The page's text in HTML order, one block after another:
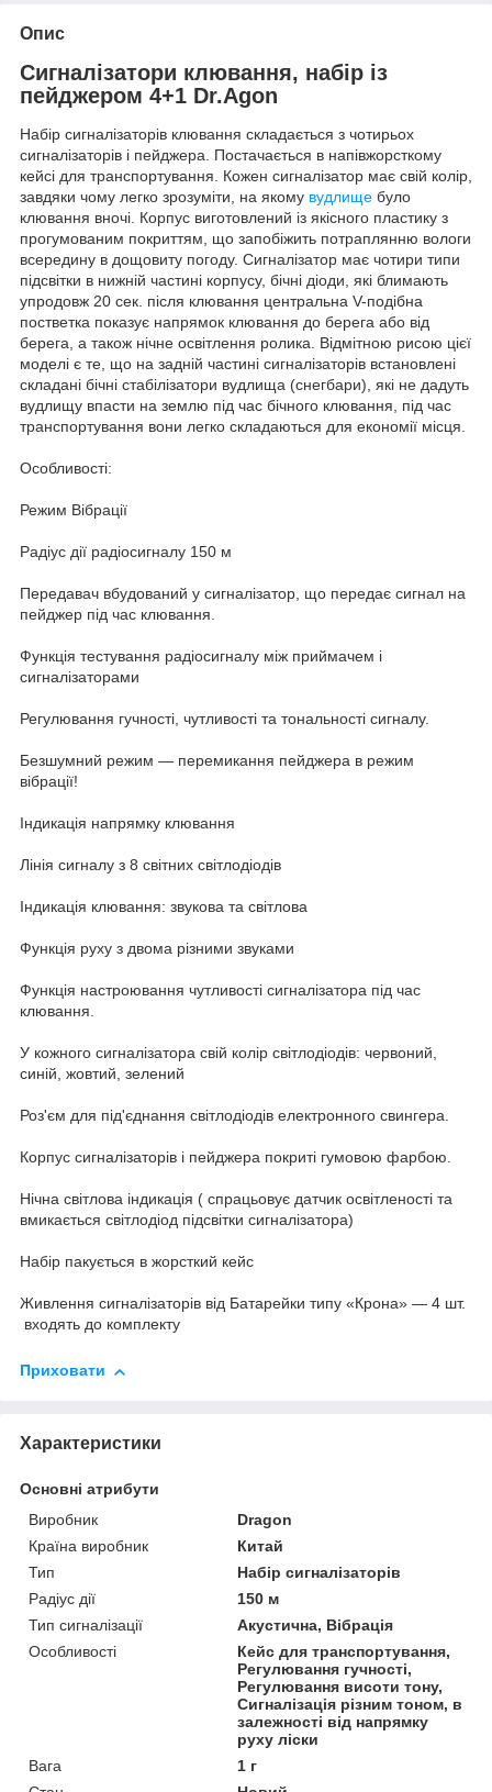
Опис
Сигналізатори клювання, набір із
пейджером 4+1 Dr.Agon
Набір сигналізаторів клювання складається з чотирьох
сигналізаторів і пейджера. Постачається в напівжорсткому
кейсі для транспортування. Кожен сигналізатор має свій колір,
завдяки чому легко зрозуміти, на якому вудлище було
клювання вночі. Корпус виготовлений із якісного пластику з
прогумованим покриттям, що запобіжить потраплянню вологи
всередину в дощовиту погоду. Сигналізатор має чотири типи
підсвітки в нижній частині корпусу, бічні діоди, які блимають
упродовж 20 сек. після клювання центральна V-подібна
постветка показує напрямок клювання до берега або від
берега, а також нічне освітлення ролика. Відмітною рисою цієї
моделі є те, що на задній частині сигналізаторів встановлені
складані бічні стабілізатори вудлища (снегбари), які не дадуть
вудлищу впасти на землю під час бічного клювання, під час
транспортування вони легко складаються для економії місця.
Особливості:
Режим Вібрації
Радіус дії радіосигналу 150 м
Передавач вбудований у сигналізатор, що передає сигнал на
пейджер під час клювання.
Функція тестування радіосигналу між приймачем і
сигналізаторами
Регулювання гучності, чутливості та тональності сигналу.
Безшумний режим — перемикання пейджера в режим
вібрації!
Індикація напрямку клювання
Лінія сигналу з 8 світних світлодіодів
Індикація клювання: звукова та світлова
Функція руху з двома різними звуками
Функція настроювання чутливості сигналізатора під час
клювання.
У кожного сигналізатора свій колір світлодіодів: червоний,
синій, жовтий, зелений
Роз'єм для під'єднання світлодіодів електронного свингера.
Корпус сигналізаторів і пейджера покриті гумовою фарбою.
Нічна світлова індикація ( спрацьовує датчик освітленості та
вмикається світлодіод підсвітки сигналізатора)
Набір пакується в жорсткий кейс
Живлення сигналізаторів від Батарейки типу «Крона» — 4 шт.
входять до комплекту
Приховати
Характеристики
Основні атрибути
Виробник
Dragon
Країна виробник
Китай
Тип
Набір сигналізаторів
Радіус дії
150 м
Тип сигналізації
Акустична, Вібрація
Особливості
Кейс для транспортування,
Регулювання гучності,
Регулювання висоти тону,
Сигналізація різним тоном, в
залежності від напрямку
руху ліски
Вага
1 г